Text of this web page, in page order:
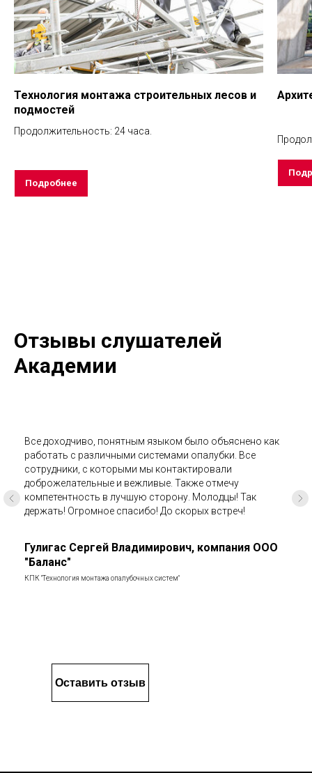
Технология монтажа строительных лесов и
подмостей
Продолжительность: 24 часа.
Подробнее
Отзывы слушателей
Академии
Все доходчиво, понятным языком было объяснено как
работать с различными системами опалубки. Все
сотрудники, с которыми мы контактировали
доброжелательные и вежливые. Также отмечу
компетентность в лучшую сторону. Молодцы! Так
держать! Огромное спасибо! До скорых встреч!
Гулигас Сергей Владимирович, компания ООО
"Баланс"
КПК "Технология монтажа опалубочных систем"
Оставить отзыв